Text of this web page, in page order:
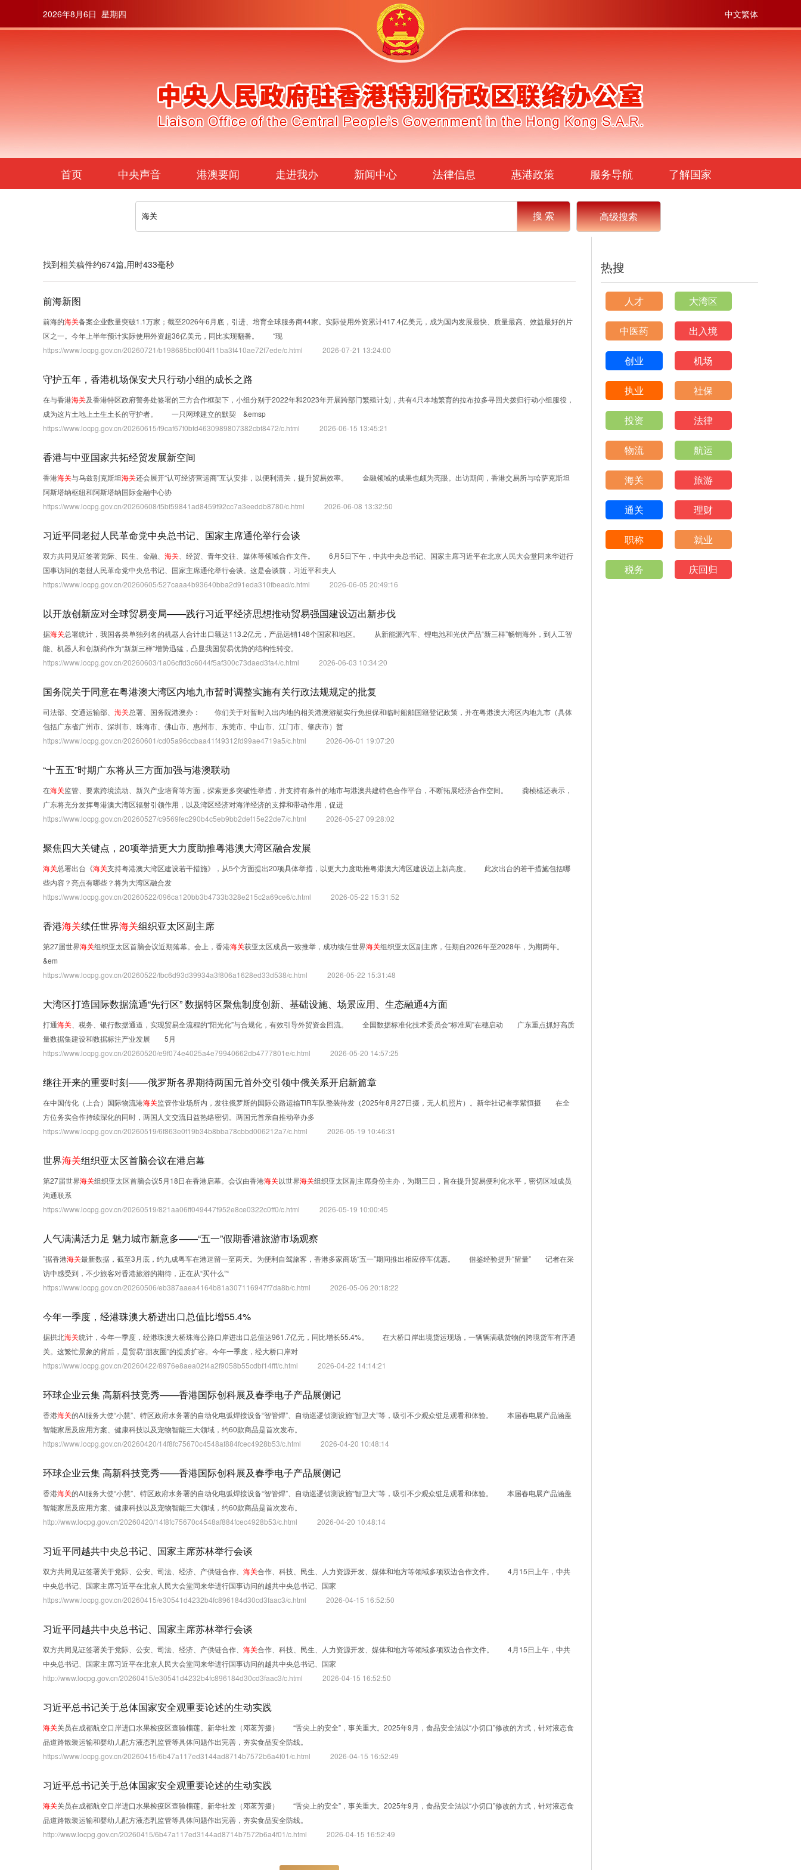
2026年8月6日 星期四 中文繁体
首页 中央声音 港澳要闻 走进我办 新闻中心 法律信息 惠港政策 服务导航 了解国家
高级搜索
筛选
时间范围： 不限 一周内 一月内 一年内
找到相关稿件约674篇,用时433毫秒
前海新图
前海的海关备案企业数量突破1.1万家；截至2026年6月底，引进、培育全球服务商44家。实际使用外资累计417.4亿美元，成为国内发展最快、质量最高、效益最好的片
区之一。今年上半年预计实际使用外资超36亿美元，同比实现翻番。 “现
https://www.locpg.gov.cn/20260721/b198685bcf004f11ba3f410ae72f7ede/c.html
2026-07-21 13:24:00
守护五年，香港机场保安犬只行动小组的成长之路
在与香港海关及香港特区政府警务处签署的三方合作框架下，小组分别于2022年和2023年开展跨部门繁殖计划，共有4只本地繁育的拉布拉多寻回犬拨归行动小组服役，
成为这片土地上土生土长的守护者。 一只网球建立的默契 &emsp
https://www.locpg.gov.cn/20260615/f9caf67f0bfd4630989807382cbf8472/c.html
2026-06-15 13:45:21
香港与中亚国家共拓经贸发展新空间
香港海关与乌兹别克斯坦海关还会展开“认可经济营运商”互认安排，以便利清关，提升贸易效率。 金融领域的成果也颇为亮眼。出访期间，香港交易所与哈萨克斯坦
阿斯塔纳枢纽和阿斯塔纳国际金融中心协
https://www.locpg.gov.cn/20260608/f5bf59841ad8459f92cc7a3eeddb8780/c.html
2026-06-08 13:32:50
习近平同老挝人民革命党中央总书记、国家主席通伦举行会谈
双方共同见证签署党际、民生、金融、 海关 、经贸、青年交往、媒体等领域合作文件。 6月5日下午，中共中央总书记、国家主席习近平在北京人民大会堂同来华进行
国事访问的老挝人民革命党中央总书记、国家主席通伦举行会谈。这是会谈前，习近平和夫人
https://www.locpg.gov.cn/20260605/527caaa4b93640bba2d91eda310fbead/c.html
2026-06-05 20:49:16
以开放创新应对全球贸易变局——践行习近平经济思想推动贸易强国建设迈出新步伐
据海关总署统计，我国各类单独列名的机器人合计出口额达113.2亿元，产品远销148个国家和地区。 从新能源汽车、锂电池和光伏产品“新三样”畅销海外，到人工智
能、机器人和创新药作为“新新三样”增势迅猛，凸显我国贸易优势的结构性转变。
https://www.locpg.gov.cn/20260603/1a06cffd3c6044f5af300c73daed3fa4/c.html
2026-06-03 10:34:20
国务院关于同意在粤港澳大湾区内地九市暂时调整实施有关行政法规规定的批复
司法部、交通运输部、 海关总署、国务院港澳办： 你们关于对暂时入出内地的相关港澳游艇实行免担保和临时船舶国籍登记政策，并在粤港澳大湾区内地九市（具体
包括广东省广州市、深圳市、珠海市、佛山市、惠州市、东莞市、中山市、江门市、肇庆市）暂
https://www.locpg.gov.cn/20260601/cd05a96ccbaa41f49312fd99ae4719a5/c.html
2026-06-01 19:07:20
“十五五”时期广东将从三方面加强与港澳联动
在海关监管、要素跨境流动、新兴产业培育等方面，探索更多突破性举措，并支持有条件的地市与港澳共建特色合作平台，不断拓展经济合作空间。 龚桢梽还表示，
广东将充分发挥粤港澳大湾区辐射引领作用，以及湾区经济对海洋经济的支撑和带动作用，促进
https://www.locpg.gov.cn/20260527/c9569fec290b4c5eb9bb2def15e22de7/c.html
2026-05-27 09:28:02
聚焦四大关键点，20项举措更大力度助推粤港澳大湾区融合发展
海关总署出台《海关支持粤港澳大湾区建设若干措施》，从5个方面提出20项具体举措，以更大力度助推粤港澳大湾区建设迈上新高度。 此次出台的若干措施包括哪
些内容？亮点有哪些？将为大湾区融合发
https://www.locpg.gov.cn/20260522/096ca120bb3b4733b328e215c2a69ce6/c.html
2026-05-22 15:31:52
香港海关续任世界海关组织亚太区副主席
第27届世界海关组织亚太区首脑会议近期落幕。会上，香港海关获亚太区成员一致推举，成功续任世界海关组织亚太区副主席，任期自2026年至2028年，为期两年。
&em
https://www.locpg.gov.cn/20260522/fbc6d93d39934a3f806a1628ed33d538/c.html
2026-05-22 15:31:48
大湾区打造国际数据流通“先行区” 数据特区聚焦制度创新、基础设施、场景应用、生态融通4方面
打通海关 、税务、银行数据通道，实现贸易全流程的“阳光化”与合规化，有效引导外贸资金回流。 全国数据标准化技术委员会“标准周”在穗启动 广东重点抓好高质
量数据集建设和数据标注产业发展 5月
https://www.locpg.gov.cn/20260520/e9f074e4025a4e79940662db4777801e/c.html
2026-05-20 14:57:25
继往开来的重要时刻——俄罗斯各界期待两国元首外交引领中俄关系开启新篇章
在中国传化（上合）国际物流港海关监管作业场所内，发往俄罗斯的国际公路运输TIR车队整装待发（2025年8月27日摄，无人机照片）。新华社记者李紫恒摄 在全
方位务实合作持续深化的同时，两国人文交流日益热络密切。两国元首亲自推动举办多
https://www.locpg.gov.cn/20260519/6f863e0f19b34b8bba78cbbd006212a7/c.html
2026-05-19 10:46:31
世界海关组织亚太区首脑会议在港启幕
第27届世界海关组织亚太区首脑会议5月18日在香港启幕。会议由香港海关以世界海关组织亚太区副主席身份主办，为期三日，旨在提升贸易便利化水平，密切区域成员
沟通联系
https://www.locpg.gov.cn/20260519/821aa06ff049447f952e8ce0322c0ff0/c.html
2026-05-19 10:00:45
人气满满活力足 魅力城市新意多——“五一”假期香港旅游市场观察
”据香港海关最新数据，截至3月底，约九成粤车在港逗留一至两天。为便利自驾旅客，香港多家商场“五一”期间推出相应停车优惠。 借鉴经验提升“留量” 记者在采
访中感受到，不少旅客对香港旅游的期待，正在从“买什么”“
https://www.locpg.gov.cn/20260506/eb387aaea4164b81a307116947f7da8b/c.html
2026-05-06 20:18:22
今年一季度，经港珠澳大桥进出口总值比增55.4%
据拱北海关统计，今年一季度，经港珠澳大桥珠海公路口岸进出口总值达961.7亿元，同比增长55.4%。 在大桥口岸出境货运现场，一辆辆满载货物的跨境货车有序通
关。这繁忙景象的背后，是贸易“朋友圈”的提质扩容。今年一季度，经大桥口岸对
https://www.locpg.gov.cn/20260422/8976e8aea02f4a2f9058b55cdbf14fff/c.html
2026-04-22 14:14:21
环球企业云集 高新科技竞秀——香港国际创科展及春季电子产品展侧记
香港海关的AI服务大使“小慧”、特区政府水务署的自动化电弧焊接设备“智管焊”、自动巡逻侦测设施“智卫犬”等，吸引不少观众驻足观看和体验。 本届春电展产品涵盖
智能家居及应用方案、健康科技以及宠物智能三大领域，约60款商品是首次发布。
https://www.locpg.gov.cn/20260420/14f8fc75670c4548af884fcec4928b53/c.html
2026-04-20 10:48:14
环球企业云集 高新科技竞秀——香港国际创科展及春季电子产品展侧记
香港海关的AI服务大使“小慧”、特区政府水务署的自动化电弧焊接设备“智管焊”、自动巡逻侦测设施“智卫犬”等，吸引不少观众驻足观看和体验。 本届春电展产品涵盖
智能家居及应用方案、健康科技以及宠物智能三大领域，约60款商品是首次发布。
http://www.locpg.gov.cn/20260420/14f8fc75670c4548af884fcec4928b53/c.html
2026-04-20 10:48:14
习近平同越共中央总书记、国家主席苏林举行会谈
双方共同见证签署关于党际、公安、司法、经济、产供链合作、 海关合作、科技、民生、人力资源开发、媒体和地方等领域多项双边合作文件。 4月15日上午，中共
中央总书记、国家主席习近平在北京人民大会堂同来华进行国事访问的越共中央总书记、国家
https://www.locpg.gov.cn/20260415/e30541d4232b4fc896184d30cd3faac3/c.html
2026-04-15 16:52:50
习近平同越共中央总书记、国家主席苏林举行会谈
双方共同见证签署关于党际、公安、司法、经济、产供链合作、 海关合作、科技、民生、人力资源开发、媒体和地方等领域多项双边合作文件。 4月15日上午，中共
中央总书记、国家主席习近平在北京人民大会堂同来华进行国事访问的越共中央总书记、国家
http://www.locpg.gov.cn/20260415/e30541d4232b4fc896184d30cd3faac3/c.html
2026-04-15 16:52:50
习近平总书记关于总体国家安全观重要论述的生动实践
海关关员在成都航空口岸进口水果检疫区查验榴莲。新华社发（邓茗芳摄） “舌尖上的安全”，事关重大。2025年9月，食品安全法以“小切口”修改的方式，针对液态食
品道路散装运输和婴幼儿配方液态乳监管等具体问题作出完善，夯实食品安全防线。
https://www.locpg.gov.cn/20260415/6b47a117ed3144ad8714b7572b6a4f01/c.html
2026-04-15 16:52:49
习近平总书记关于总体国家安全观重要论述的生动实践
海关关员在成都航空口岸进口水果检疫区查验榴莲。新华社发（邓茗芳摄） “舌尖上的安全”，事关重大。2025年9月，食品安全法以“小切口”修改的方式，针对液态食
品道路散装运输和婴幼儿配方液态乳监管等具体问题作出完善，夯实食品安全防线。
http://www.locpg.gov.cn/20260415/6b47a117ed3144ad8714b7572b6a4f01/c.html
2026-04-15 16:52:49
热搜
人才 大湾区
中医药 出入境
创业 机场
执业 社保
投资 法律
物流 航运
海关 旅游
通关 理财
职称 就业
税务 庆回归